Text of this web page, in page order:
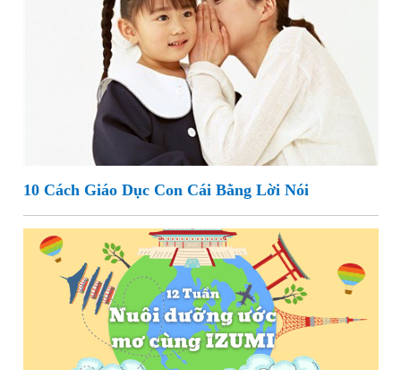
10 Cách Giáo Dục Con Cái Bằng Lời Nói